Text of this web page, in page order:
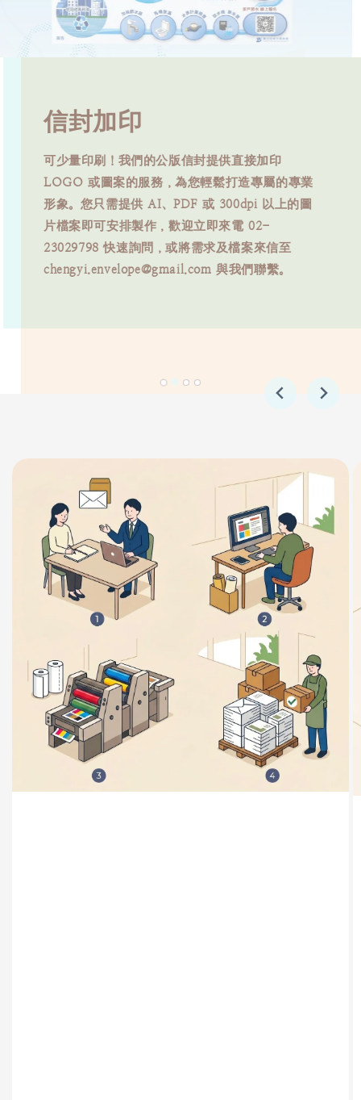
信封加印
可少量印刷！我們的公版信封提供直接加印
LOGO 或圖案的服務，為您輕鬆打造專屬的專業
形象。您只需提供 AI、PDF 或 300dpi 以上的圖
片檔案即可安排製作，歡迎立即來電 02-
新品手提袋加印
低門檻的公版紙袋加印服務，一箱即可起印（限單
一圖案），適合初創品牌、個人工作室與短期活
動。訂購請提供 AI、PDF 或 300dpi 以上的設計
檔案；製程採單面單色或彩色數位印刷（紙袋側
邊、背面、白色、金屬色及指定 PANTONE 色恕
無法製作，且數位印刷具微幅色差屬正常範圍，恕